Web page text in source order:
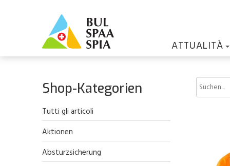
ATTUALITÀ
Shop-Kategorien
Tutti gli articoli
Aktionen
Absturzsicherung